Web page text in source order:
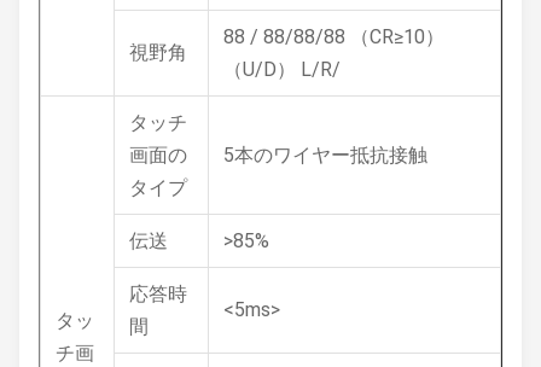
視野角
88 / 88/88/88 （CR≥10）
（U/D） L/R/
タッ
チ画
タッチ
画面の
タイプ
5本のワイヤー抵抗接触
伝送 >85%
応答時
間
<5ms>